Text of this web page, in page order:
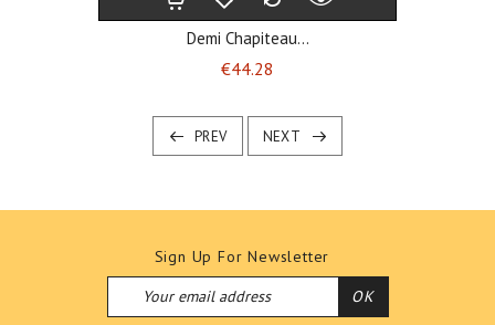
Demi Chapiteau...
€44.28
PREV NEXT
Sign Up For Newsletter